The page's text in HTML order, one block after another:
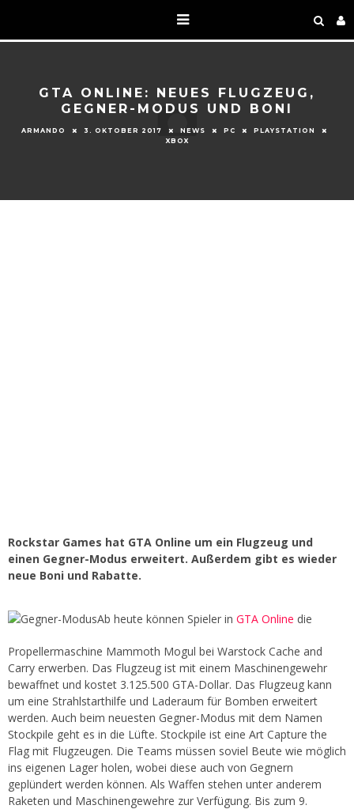
GTA ONLINE: NEUES FLUGZEUG,
GEGNER-MODUS UND BONI
ARMANDO 3. OKTOBER 2017 NEWS PC
PLAYSTATION
XBOX
Rockstar Games hat GTA Online um ein Flugzeug und
einen Gegner-Modus erweitert. Außerdem gibt es wieder
neue Boni und Rabatte.
Ab heute können Spieler in GTA Online die
Propellermaschine Mammoth Mogul bei Warstock Cache and
Carry erwerben. Das Flugzeug ist mit einem Maschinengewehr
bewaffnet und kostet 3.125.500 GTA-Dollar. Das Flugzeug kann
um eine Strahlstarthilfe und Laderaum für Bomben erweitert
werden. Auch beim neuesten Gegner-Modus mit dem Namen
Stockpile geht es in die Lüfte. Stockpile ist eine Art Capture the
Flag mit Flugzeugen. Die Teams müssen soviel Beute wie möglich
ins eigenen Lager holen, wobei diese auch von Gegnern
geplündert werden können. Als Waffen stehen unter anderem
Raketen und Maschinengewehre zur Verfügung. Bis zum 9.